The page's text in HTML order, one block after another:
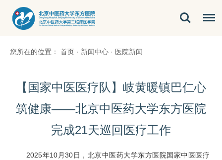
您所在的位置： 首页 · 新闻中心 · 医院新闻
【国家中医医疗队】岐黄暖镇巴仁心
筑健康——北京中医药大学东方医院
完成21天巡回医疗工作
2025年10月30日，北京中医药大学东方医院国家中医医疗